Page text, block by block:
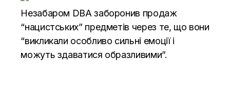
Незабаром DBA заборонив продаж
“нацистських” предметів через те, що вони
“викликали особливо сильні емоції і
можуть здаватися образливими”.